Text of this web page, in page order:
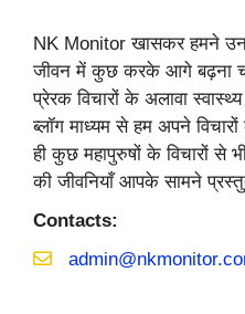
NK Monitor खासकर हमने उन
जीवन में कुछ करके आगे बढ़ना
प्रेरक विचारों के अलावा
ब्लॉग माध्यम से हम अपने
ही कुछ महापुरुषों के विचारों से
की जीवनियाँ आपके सामने
Contacts: